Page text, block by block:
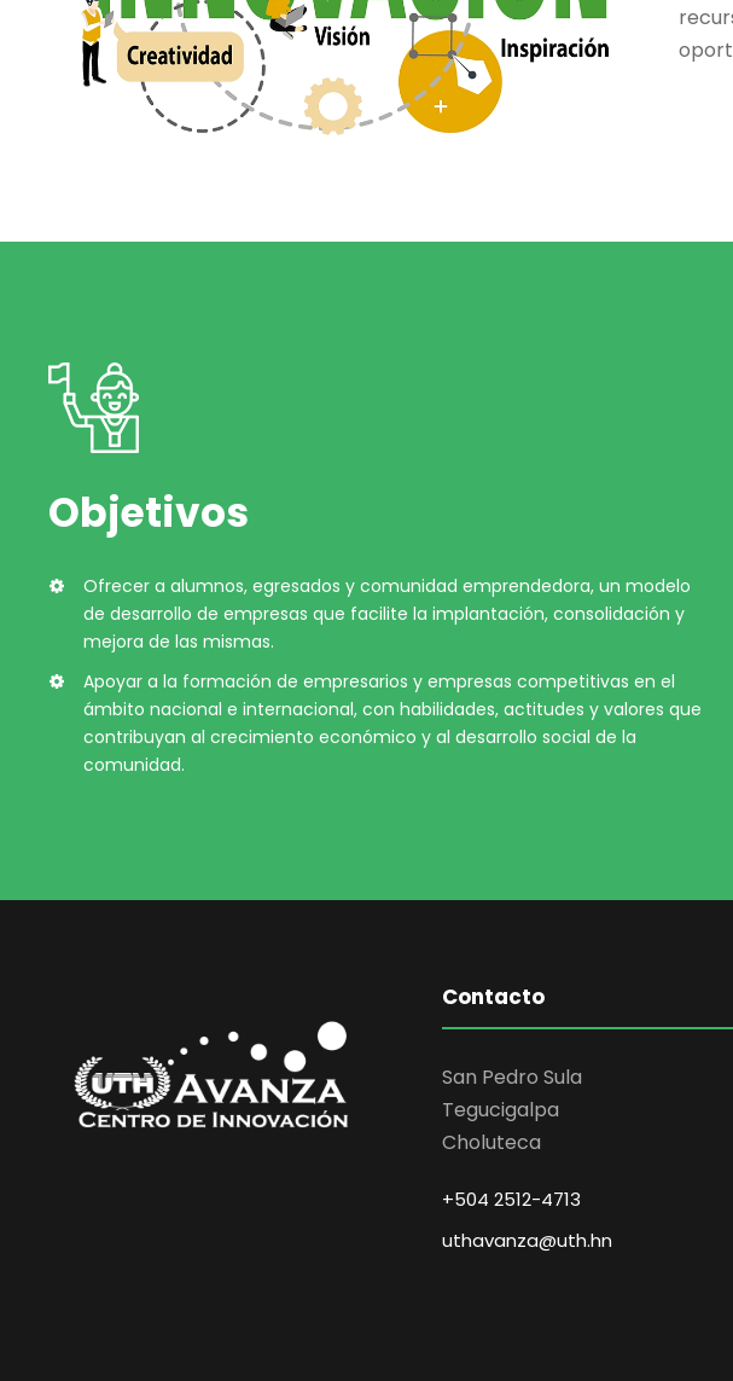
Objetivos
Ofrecer a alumnos, egresados y comunidad emprendedora, un modelo
de desarrollo de empresas que facilite la implantación, consolidación y
mejora de las mismas.
Apoyar a la formación de empresarios y empresas competitivas en el
ámbito nacional e internacional, con habilidades, actitudes y valores que
contribuyan al crecimiento económico y al desarrollo social de la
comunidad.
Contacto
San Pedro Sula
Tegucigalpa
Choluteca
+504 2512-4713
uthavanza@uth.hn